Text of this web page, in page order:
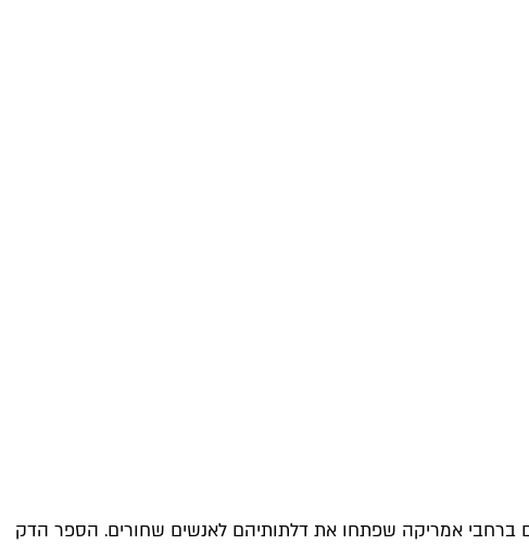
בארצות הברית בין 1936 ל־1966, וקיבץ את המקומות המעטים ברחבי אמריקה שפתחו את דלתותיהם לאנשים שחורים. הספר הדק